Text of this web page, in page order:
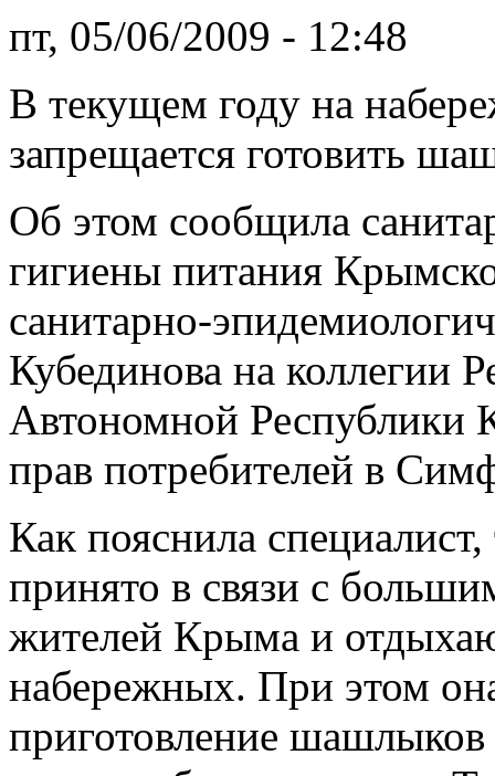
пт, 05/06/2009 - 12:48
В текущем году на
запрещается готовить
Об этом сообщила
гигиены питания
санитарно-
Кубединова на коллегии
Автономной Республики
прав потребителей в
Как пояснила
принято в связи с
жителей Крыма и
набережных. При этом
приготовление шашлыков